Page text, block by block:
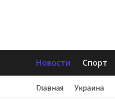
Новости Спорт
Главная Украина